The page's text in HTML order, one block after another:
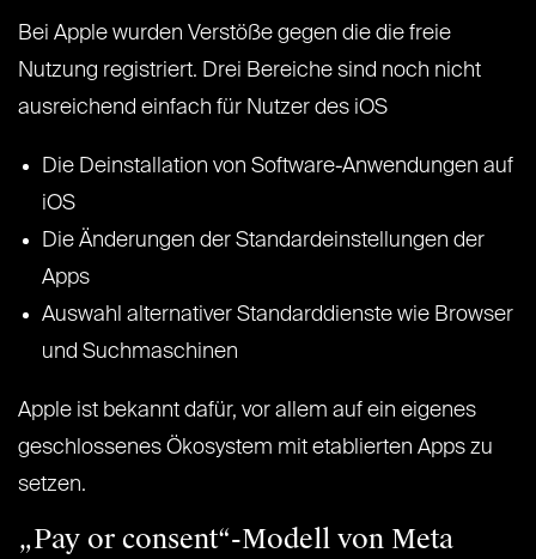
Bei Apple wurden Verstöße gegen die die freie
Nutzung registriert. Drei Bereiche sind noch nicht
ausreichend einfach für Nutzer des iOS
Die Deinstallation von Software-Anwendungen auf
iOS
Die Änderungen der Standardeinstellungen der
Apps
Auswahl alternativer Standarddienste wie Browser
und Suchmaschinen
Apple ist bekannt dafür, vor allem auf ein eigenes
geschlossenes Ökosystem mit etablierten Apps zu
setzen.
„Pay or consent“-Modell von Meta